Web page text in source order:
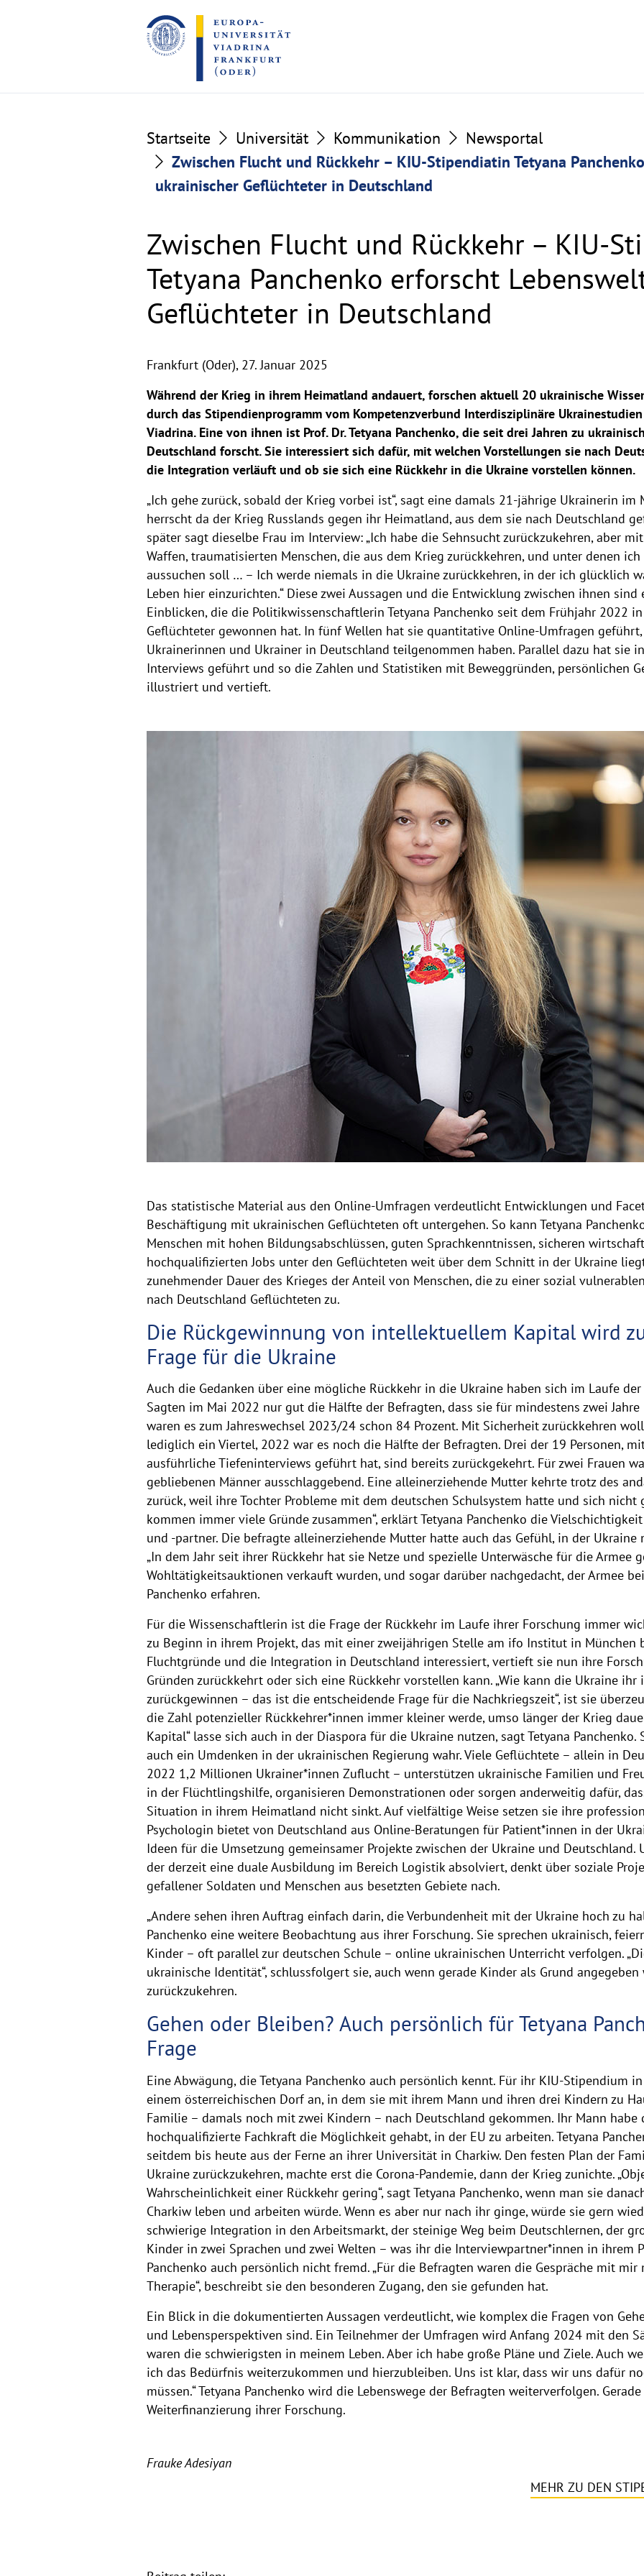
to
the
content
to
the
footer
Startseite Universität Kommunikation
Newsportal
Zwischen Flucht und Rückkehr – KIU-Stipendiatin Tetyana
ukrainischer Geflüchteter in Deutschland
Zwischen Flucht und Rückkehr – KIU-
Tetyana Panchenko erforscht
Geflüchteter in Deutschland
Frankfurt (Oder), 27. Januar 2025
Während der Krieg in ihrem Heimatland andauert, forschen aktuell 20 ukrainische
durch das Stipendienprogramm vom Kompetenzverbund Interdisziplinäre
Viadrina. Eine von ihnen ist Prof. Dr. Tetyana Panchenko, die seit drei Jahren zu
Deutschland forscht. Sie interessiert sich dafür, mit welchen Vorstellungen sie nach
die Integration verläuft und ob sie sich eine Rückkehr in die Ukraine vorstellen können.
„Ich gehe zurück, sobald der Krieg vorbei ist“, sagt eine damals 21-jährige Ukrainerin
herrscht da der Krieg Russlands gegen ihr Heimatland, aus dem sie nach Deutschland
später sagt dieselbe Frau im Interview: „Ich habe die Sehnsucht zurückzukehren, aber
Waffen, traumatisierten Menschen, die aus dem Krieg zurückkehren, und unter denen
aussuchen soll … – Ich werde niemals in die Ukraine zurückkehren, in der ich glücklich
Leben hier einzurichten.“ Diese zwei Aussagen und die Entwicklung zwischen ihnen
Einblicken, die die Politikwissenschaftlerin Tetyana Panchenko seit dem Frühjahr 2022
Geflüchteter gewonnen hat. In fünf Wellen hat sie quantitative Online-Umfragen
Ukrainerinnen und Ukrainer in Deutschland teilgenommen haben. Parallel dazu hat sie
Interviews geführt und so die Zahlen und Statistiken mit Beweggründen, persönlichen
illustriert und vertieft.
Das statistische Material aus den Online-Umfragen verdeutlicht Entwicklungen und
Beschäftigung mit ukrainischen Geflüchteten oft untergehen. So kann Tetyana
Menschen mit hohen Bildungsabschlüssen, guten Sprachkenntnissen, sicheren
hochqualifizierten Jobs unter den Geflüchteten weit über dem Schnitt in der Ukraine
zunehmender Dauer des Krieges der Anteil von Menschen, die zu einer sozial
nach Deutschland Geflüchteten zu.
Die Rückgewinnung von intellektuellem Kapital wird
Frage für die Ukraine
Auch die Gedanken über eine mögliche Rückkehr in die Ukraine haben sich im Laufe
Sagten im Mai 2022 nur gut die Hälfte der Befragten, dass sie für mindestens zwei
waren es zum Jahreswechsel 2023/24 schon 84 Prozent. Mit Sicherheit zurückkehren
lediglich ein Viertel, 2022 war es noch die Hälfte der Befragten. Drei der 19 Personen,
ausführliche Tiefeninterviews geführt hat, sind bereits zurückgekehrt. Für zwei Frauen
gebliebenen Männer ausschlaggebend. Eine alleinerziehende Mutter kehrte trotz des
zurück, weil ihre Tochter Probleme mit dem deutschen Schulsystem hatte und sich nicht
kommen immer viele Gründe zusammen“, erklärt Tetyana Panchenko die
und -partner. Die befragte alleinerziehende Mutter hatte auch das Gefühl, in der
„In dem Jahr seit ihrer Rückkehr hat sie Netze und spezielle Unterwäsche für die Armee
Wohltätigkeitsauktionen verkauft wurden, und sogar darüber nachgedacht, der Armee
Panchenko erfahren.
Für die Wissenschaftlerin ist die Frage der Rückkehr im Laufe ihrer Forschung immer
zu Beginn in ihrem Projekt, das mit einer zweijährigen Stelle am ifo Institut in München
Fluchtgründe und die Integration in Deutschland interessiert, vertieft sie nun ihre
Gründen zurückkehrt oder sich eine Rückkehr vorstellen kann. „Wie kann die Ukraine
zurückgewinnen – das ist die entscheidende Frage für die Nachkriegszeit“, ist sie
die Zahl potenzieller Rückkehrer*innen immer kleiner werde, umso länger der Krieg
Kapital“ lasse sich auch in der Diaspora für die Ukraine nutzen, sagt Tetyana
auch ein Umdenken in der ukrainischen Regierung wahr. Viele Geflüchtete – allein in
2022 1,2 Millionen Ukrainer*innen Zuflucht – unterstützen ukrainische Familien und
in der Flüchtlingshilfe, organisieren Demonstrationen oder sorgen anderweitig dafür,
Situation in ihrem Heimatland nicht sinkt. Auf vielfältige Weise setzen sie ihre
Psychologin bietet von Deutschland aus Online-Beratungen für Patient*innen in der
Ideen für die Umsetzung gemeinsamer Projekte zwischen der Ukraine und Deutschland.
der derzeit eine duale Ausbildung im Bereich Logistik absolviert, denkt über soziale
gefallener Soldaten und Menschen aus besetzten Gebiete nach.
„Andere sehen ihren Auftrag einfach darin, die Verbundenheit mit der Ukraine hoch zu
Panchenko eine weitere Beobachtung aus ihrer Forschung. Sie sprechen ukrainisch,
Kinder – oft parallel zur deutschen Schule – online ukrainischen Unterricht verfolgen.
ukrainische Identität“, schlussfolgert sie, auch wenn gerade Kinder als Grund
zurückzukehren.
Gehen oder Bleiben? Auch persönlich für Tetyana
Frage
Eine Abwägung, die Tetyana Panchenko auch persönlich kennt. Für ihr KIU-Stipendium
einem österreichischen Dorf an, in dem sie mit ihrem Mann und ihren drei Kindern zu
Familie – damals noch mit zwei Kindern – nach Deutschland gekommen. Ihr Mann
hochqualifizierte Fachkraft die Möglichkeit gehabt, in der EU zu arbeiten. Tetyana
seitdem bis heute aus der Ferne an ihrer Universität in Charkiw. Den festen Plan der
Ukraine zurückzukehren, machte erst die Corona-Pandemie, dann der Krieg zunichte.
Wahrscheinlichkeit einer Rückkehr gering“, sagt Tetyana Panchenko, wenn man sie
Charkiw leben und arbeiten würde. Wenn es aber nur nach ihr ginge, würde sie gern
schwierige Integration in den Arbeitsmarkt, der steinige Weg beim Deutschlernen, der
Kinder in zwei Sprachen und zwei Welten – was ihr die Interviewpartner*innen in ihrem
Panchenko auch persönlich nicht fremd. „Für die Befragten waren die Gespräche mit
Therapie“, beschreibt sie den besonderen Zugang, den sie gefunden hat.
Ein Blick in die dokumentierten Aussagen verdeutlicht, wie komplex die Fragen von
und Lebensperspektiven sind. Ein Teilnehmer der Umfragen wird Anfang 2024 mit den
waren die schwierigsten in meinem Leben. Aber ich habe große Pläne und Ziele. Auch
ich das Bedürfnis weiterzukommen und hierzubleiben. Uns ist klar, dass wir uns dafür
müssen.“ Tetyana Panchenko wird die Lebenswege der Befragten weiterverfolgen.
Weiterfinanzierung ihrer Forschung.
Frauke Adesiyan
MEHR ZU DEN